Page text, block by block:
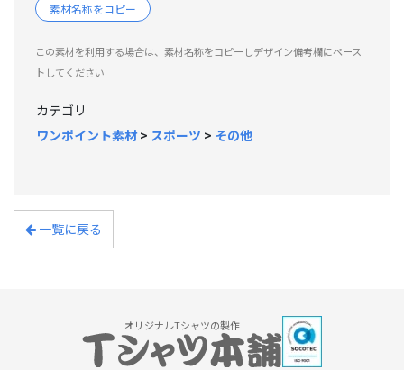
素材名称をコピー
この素材を利用する場合は、素材名称をコピーしデザイン備考欄にペース
トしてください
カテゴリ
ワンポイント素材> スポーツ > その他
一覧に戻る
オリジナルTシャツの製作